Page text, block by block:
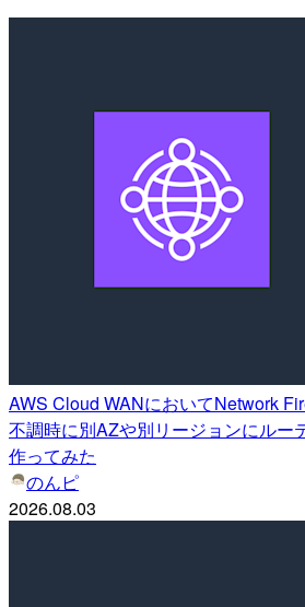
AWS Cloud WANにおいてNetwork
不調時に別AZや別リージョンにルー
作ってみた
のんピ
2026.08.03